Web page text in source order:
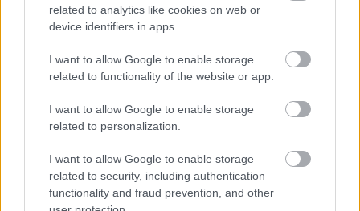
related to analytics like cookies on web or
device identifiers in apps.
I want to allow Google to enable storage
related to functionality of the website or app.
I want to allow Google to enable storage
related to personalization.
I want to allow Google to enable storage
related to security, including authentication
functionality and fraud prevention, and other
Magyar Péter elég egyértelművé tette, hogy
| 2026.05.11 21:06
Magyarország új miniszterelnöke két és fél órás határidővel